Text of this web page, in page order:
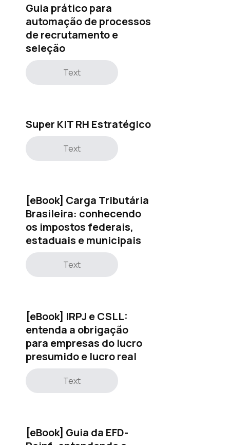
Guia prático para
automação de processos
de recrutamento e
seleção
Text
Super KIT RH Estratégico
Text
[eBook] Carga Tributária
Brasileira: conhecendo
os impostos federais,
estaduais e municipais
Text
[eBook] IRPJ e CSLL:
entenda a obrigação
para empresas do lucro
presumido e lucro real
Text
[eBook] Guia da EFD-